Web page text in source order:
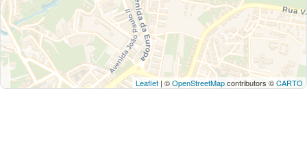
Leaflet | ©OpenStreetMapcontributors ©CARTO